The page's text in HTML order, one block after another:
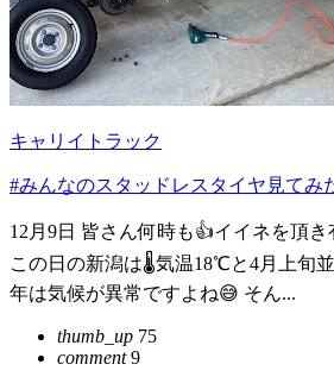
キャリイトラック
#みんなのスタッドレスタイヤ見てみ
12月9日 皆さん何時も👍イイネを頂き
この日の新潟は🌡️気温18℃と4月上旬
年は気候が異常ですよね😅 そん...
thumb_up 75
comment9